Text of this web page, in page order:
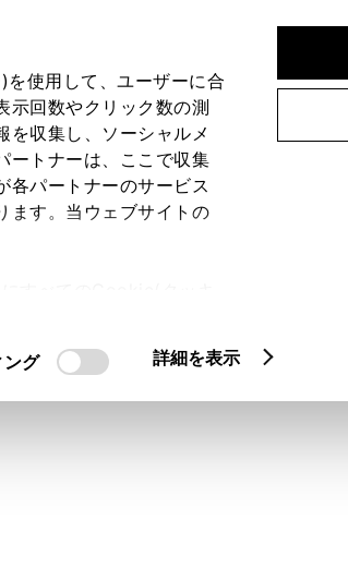
使用して、ユーザーに合
示回数やクリック数の測
を収集し、ソーシャルメ
ートナーは、ここで収集
各パートナーのサービス
ます。当ウェブサイトの
ング 詳細を表示